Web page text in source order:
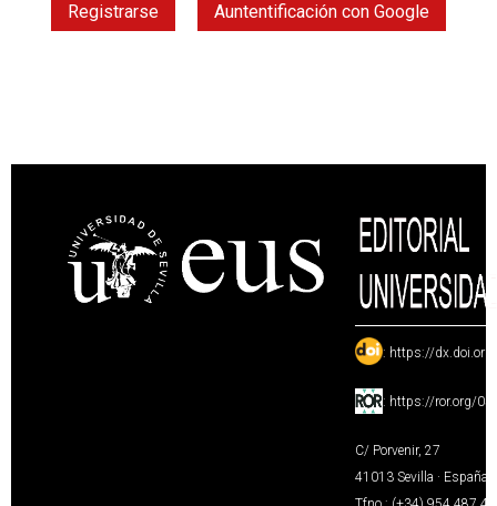
Registrarse Auntentificación con Google
: https://
: https://ror.org/
C/ Porvenir, 27
41013 Sevilla · España